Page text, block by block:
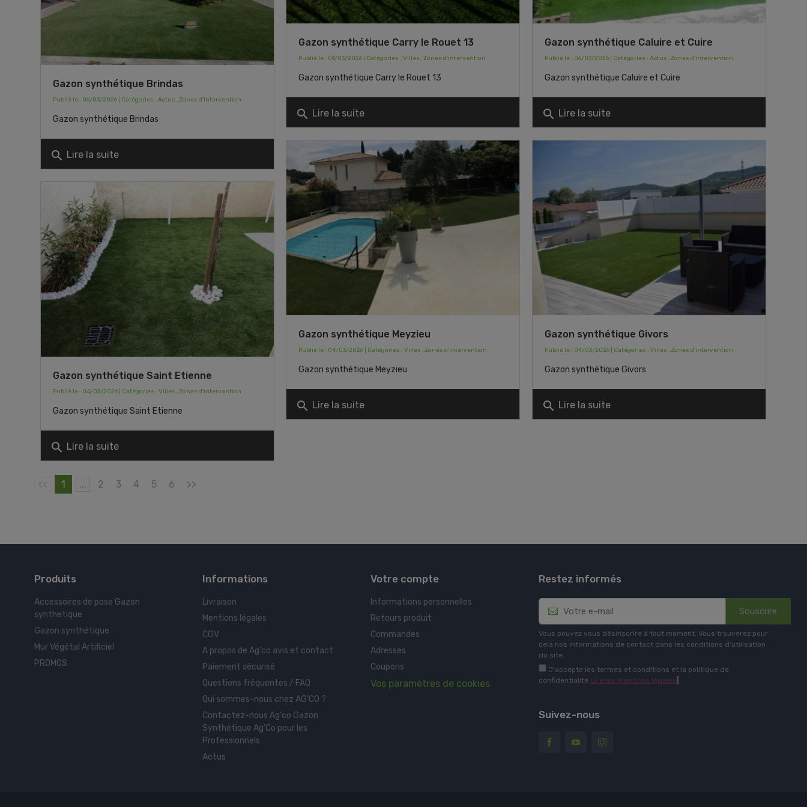
Gazon synthétique Carry le Rouet 13
Publié le : 09/03/2026 | Catégories : Villes ,Zones d'intervention
Gazon synthétique Carry le Rouet 13
search Lire la suite
Gazon synthétique Caluire et Cuire
Publié le : 06/03/2026 | Catégories : Actus ,Zones d'intervention
Gazon synthétique Caluire et Cuire
search Lire la suite
Gazon synthétique Brindas
Publié le : 06/03/2026 | Catégories : Actus ,Zones d'intervention
Gazon synthétique Brindas
search Lire la suite
Gazon synthétique Meyzieu
Publié le : 04/03/2026 | Catégories : Villes ,Zones d'intervention
Gazon synthétique Meyzieu
search Lire la suite
Gazon synthétique Givors
Publié le : 04/03/2026 | Catégories : Villes ,Zones d'intervention
Gazon synthétique Givors
search Lire la suite
Gazon synthétique Saint Etienne
Publié le : 04/03/2026 | Catégories : Villes ,Zones d'intervention
Gazon synthétique Saint Etienne
search Lire la suite
<< 1 ... 2 3 4 5 6 >>
Produits
Accessoires de pose Gazon
synthetique
Gazon synthétique
Mur Végétal Artificiel
PROMOS
Informations
Livraison
Mentions légales
CGV
A propos de Ag'co avis et contact
Paiement sécurisé
Questions fréquentes / FAQ
Qui sommes-nous chez AG'CO ?
Contactez-nous Ag'co Gazon
Synthétique Ag'Co pour les
Professionnels
Actus
Votre compte
Informations personnelles
Retours produit
Commandes
Adresses
Coupons
Vos paramètres de cookies
Restez informés
Souscrire
Vous pouvez vous désinscrire à tout moment. Vous trouverez pour
cela nos informations de contact dans les conditions d'utilisation
du site.
J'accepte les termes et conditions et la politique de
confidentialité Lire les mentions légales.
Suivez-nous